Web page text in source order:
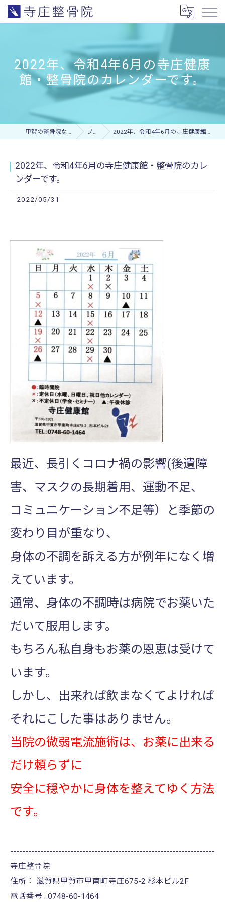
2022年、令和4年6月の寺庄健康
館・整骨院のカレンダーです。
甲賀の整骨院なら寺庄整骨院 ブログ 2022年、令和4年6月の寺庄健康館・整骨院のカレンダーです。
2022年、令和4年6月の寺庄健康館・整骨院のカレ
ンダーです。
2022/05/31
最近、長引くコロナ禍の影響(後遺障
害、マスクの長期着用、運動不足、
コミュニケーション不足等）と季節の
変わり目が重なり、
身体の不調を訴える方が例年になく増
えています。
通常、身体の不調時は病院でお薬いた
だいて服用します。
もちろん私自身もお薬の恩恵は受けて
います。
しかし、出来れば飲まなくてよければ
それにこした事はありません。
当院の微弱電流施術は、お薬に出来る
だけ頼らずに
安全に穏やかに身体を整えてゆく方法
です。
--------------------------------------------------------------------
寺庄整骨院
住所： 滋賀県甲賀市甲南町寺庄675-2 杉本ビル2F
電話番号 : 0748-60-1464